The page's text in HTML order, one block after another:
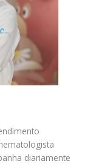
diariamente